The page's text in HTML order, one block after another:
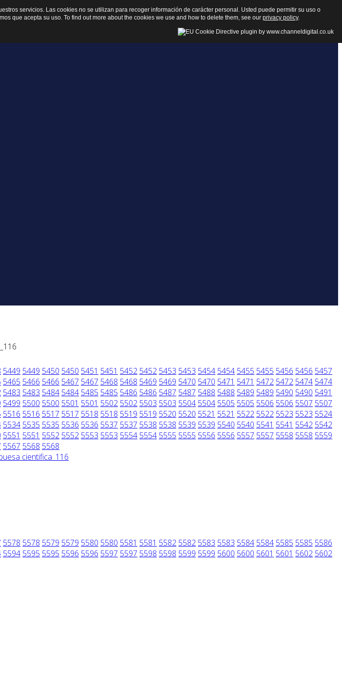
5449 5449 5450 5450 5451 5451 5452 5452 5453 5453 5454 5454 5455 5455 5456 5456 5457
5465 5466 5466 5467 5467 5468 5468 5469 5469 5470 5470 5471 5471 5472 5472 5474 5474
5483 5483 5484 5484 5485 5485 5486 5486 5487 5487 5488 5488 5489 5489 5490 5490 5491
5499 5500 5500 5501 5501 5502 5502 5503 5503 5504 5504 5505 5505 5506 5506 5507 5507
5516 5516 5517 5517 5518 5518 5519 5519 5520 5520 5521 5521 5522 5522 5523 5523 5524
5534 5535 5535 5536 5536 5537 5537 5538 5538 5539 5539 5540 5540 5541 5541 5542 5542
5551 5551 5552 5552 5553 5553 5554 5554 5555 5555 5556 5556 5557 5557 5558 5558 5559
5567 5568 5568
5578 5578 5579 5579 5580 5580 5581 5581 5582 5582 5583 5583 5584 5584 5585 5585 5586
5594 5595 5595 5596 5596 5597 5597 5598 5598 5599 5599 5600 5600 5601 5601 5602 5602
servicios. Las cookies no se utilizan para recoger información de carácter personal. Usted puede permitir su uso o
que acepta su uso. To find out more about the cookies we use and how to delete them, see our privacy policy.